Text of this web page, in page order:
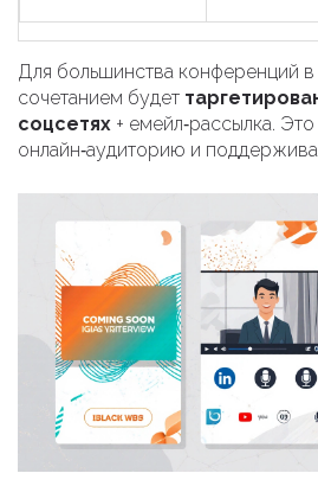
Для большинства конференций
сочетанием будет
соцсетях + емейл‑рассылка.
онлайн‑аудиторию и